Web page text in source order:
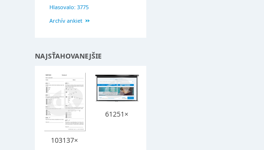
Hlasovalo: 3775
Archív ankiet
NAJSŤAHOVANEJŠIE
103137×
61251×